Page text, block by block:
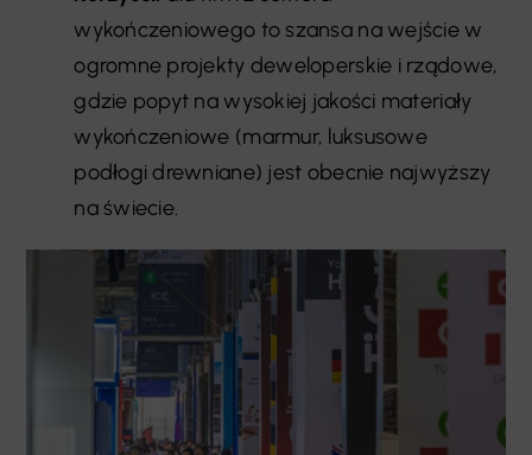
wykończeniowego to szansa na wejście w
ogromne projekty deweloperskie i rządowe,
gdzie popyt na wysokiej jakości materiały
wykończeniowe (marmur, luksusowe
podłogi drewniane) jest obecnie najwyższy
na świecie.